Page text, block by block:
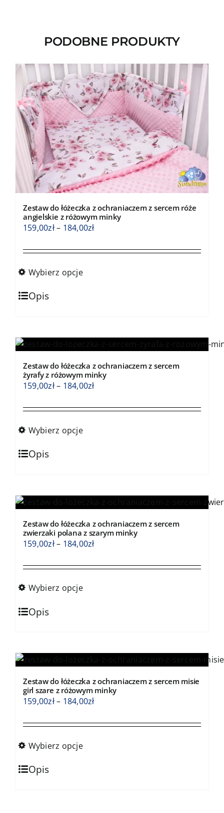
PODOBNE PRODUKTY
Zestaw do łóżeczka z ochraniaczem z sercem róże
angielskie z różowym minky
159,00zł– 184,00złZakres
od
Wybierz opcje
Ten
produkt
wariantów.
można
wybrać
stronie
produktu
Opis
Zestaw do łóżeczka z ochraniaczem z sercem
żyrafy z różowym minky
159,00zł– 184,00złZakres
od
Wybierz opcje
Ten
produkt
wariantów.
można
wybrać
stronie
produktu
Opis
Zestaw do łóżeczka z ochraniaczem z sercem
zwierzaki polana z szarym minky
159,00zł– 184,00złZakres
od
Wybierz opcje
Ten
produkt
wariantów.
można
wybrać
stronie
produktu
Opis
Zestaw do łóżeczka z ochraniaczem z sercem misie
girl szare z różowym minky
159,00zł– 184,00złZakres
od
Wybierz opcje
Ten
produkt
Opis